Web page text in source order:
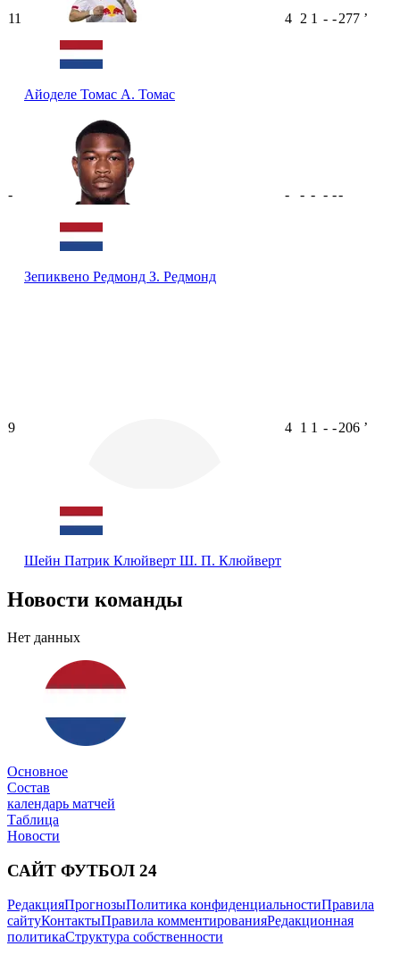
11
Айоделе Томас А. Томас
4 2 1 - -277 ʼ
-
Зепиквено Редмонд З. Редмонд
- - - - --
9
Шейн Патрик Клюйверт Ш. П. Клюйверт
4 1 1 - -206 ʼ
Новости команды
Нет данных
Основное
Состав
календарь матчей
Таблица
Новости
САЙТ ФУТБОЛ 24
РедакцияПрогнозыПолитика конфиденциальностиПравила
сайтуКонтактыПравила комментированияРедакционная
политикаСтруктура собственности